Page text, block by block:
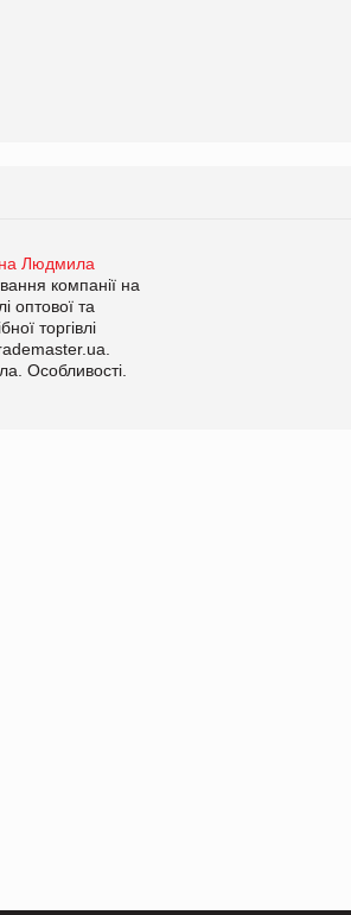
Людмила
компанії на
оптової та
торгівлі
Особливості.